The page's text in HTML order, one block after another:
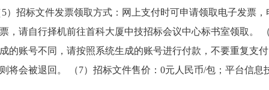
）招标文件发票领取方式：网上支付时可申请领取电子发票
，请自行择机前往首科大厦中技招标会议中心标书室领取。
的账号不同，请按照系统生成的账号进行付款，不要重复支
将会被退回。 （7）招标文件售价：0元人民币/包；平台信息